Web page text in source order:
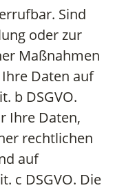
Sind
oder zur
Maßnahmen
Daten auf
b DSGVO.
Ihre Daten,
rechtlichen
auf
c DSGVO. Die